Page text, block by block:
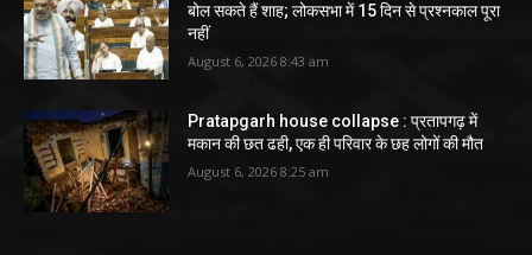
बोल सकते हैं शाह; लोकसभा में 15 दिन से प्रश्नकाल पूरा
नहीं
August 6, 2026 8:43 am
Pratapgarh house collapse : प्रतापगढ़ में
मकान की छत ढही, एक ही परिवार के छह लोगों की मौत
August 6, 2026 8:25 am